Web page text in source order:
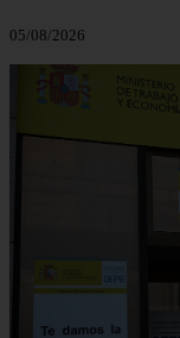
05/08/2026